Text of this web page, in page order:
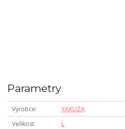
Parametry
Výrobce
YAKUZA
Velikost
L